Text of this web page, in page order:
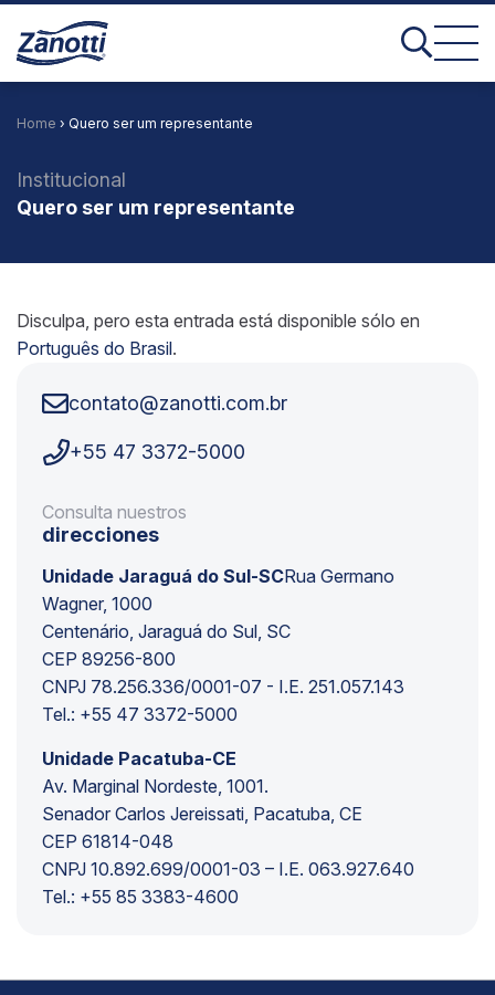
Home › Quero ser um representante
Institucional
Quero ser um representante
Disculpa, pero esta entrada está disponible sólo en
Português do Brasil.
contato@zanotti.com.br
+55 47 3372-5000
Consulta nuestros
direcciones
Unidade Jaraguá do Sul-SCRua Germano
Wagner, 1000
Centenário, Jaraguá do Sul, SC
CEP 89256-800
CNPJ 78.256.336/0001-07 - I.E. 251.057.143
Tel.: +55 47 3372-5000
Unidade Pacatuba-CE
Av. Marginal Nordeste, 1001.
Senador Carlos Jereissati, Pacatuba, CE
CEP 61814-048
CNPJ 10.892.699/0001-03 – I.E. 063.927.640
Tel.: +55 85 3383-4600